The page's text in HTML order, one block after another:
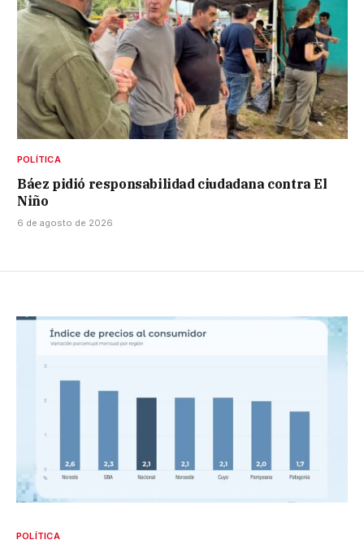
POLÍTICA
Báez pidió responsabilidad ciudadana contra El
Niño
6 de agosto de 2026
POLÍTICA